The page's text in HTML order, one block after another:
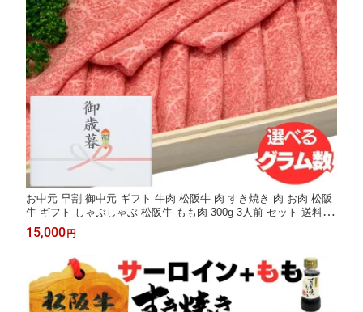
お中元 早割 御中元 ギフト 牛肉 松阪牛 肉 すき焼き 肉 お肉 松阪
牛 ギフト しゃぶしゃぶ 松阪牛 もも肉 300g 3人前 セット 送料無
料 牛肉 赤身 食べ物 内祝い 誕生日 出産祝い 結婚祝い お肉 グル
メ
15,000 円